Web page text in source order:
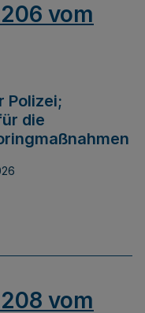
vom
Polizei;
die
vom